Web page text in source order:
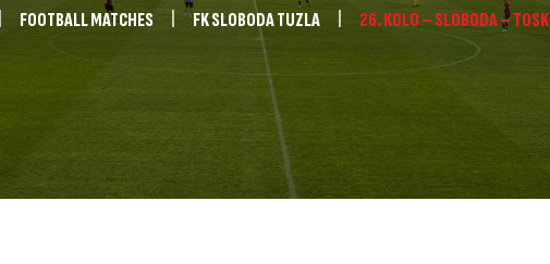
FOOTBALL MATCHES FK SLOBODA TUZLA 26. KOLO – SLOBODA – TOSK